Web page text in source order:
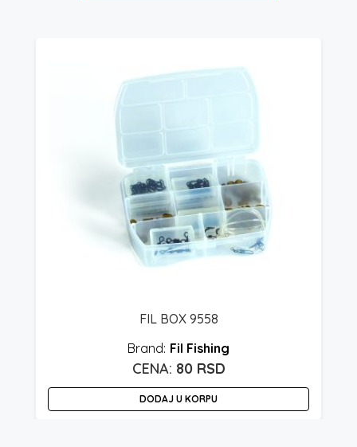
FIL BOX 9558
Fil Fishing
80 RSD
DODAJ U KORPU